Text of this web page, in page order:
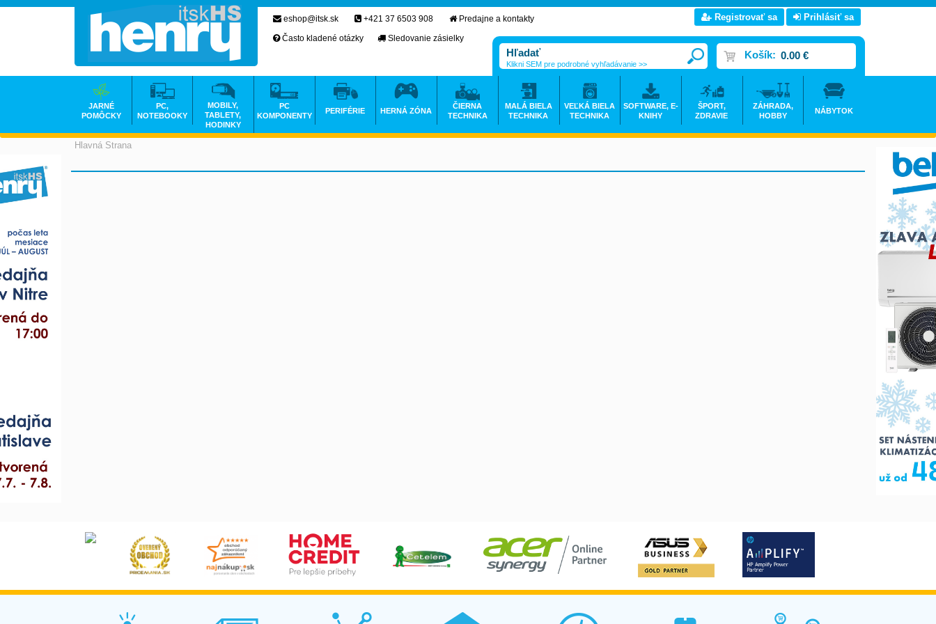
Hlavná Strana
eshop@itsk.sk +421 37 6503 908
Predajne a kontakty
Často kladené otázky
Sledovanie zásielky
Registrovať sa Prihlásiť sa
Košík: 0.00 €
Klikni SEM pre podrobné vyhľadávanie >>
JARNÉ
POMÔCKY
PC,
NOTEBOOKY
MOBILY,
TABLETY,
HODINKY
PC
KOMPONENTY
PERIFÉRIE HERNÁ ZÓNA
ČIERNA
TECHNIKA
MALÁ BIELA
TECHNIKA
VEĽKÁ BIELA
TECHNIKA
SOFTWARE, E-
KNIHY
ŠPORT,
ZDRAVIE
ZÁHRADA,
HOBBY
NÁBYTOK